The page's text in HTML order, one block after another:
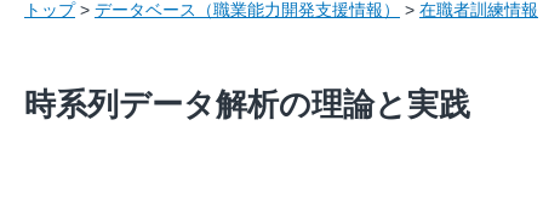
トップ> データベース（職業能力開発支援情報） > 在職者訓練情報
時系列データ解析の理論と実践